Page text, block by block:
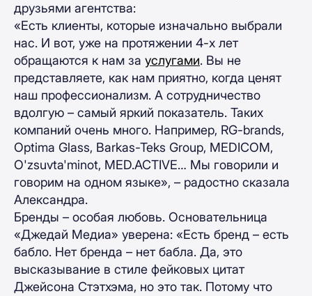
друзьями агентства:
«Есть клиенты, которые изначально выбрали
нас. И вот, уже на протяжении 4-х лет
обращаются к нам за услугами. Вы не
представляете, как нам приятно, когда ценят
наш профессионализм. А сотрудничество
вдолгую – самый яркий показатель. Таких
компаний очень много. Например, RG-brands,
Optima Glass, Barkas-Teks Group, MEDICOM,
O'zsuvta'minot, MED.ACTIVE… Мы говорили и
говорим на одном языке», – радостно сказала
Александра.
Бренды – особая любовь. Основательница
«Джедай Медиа» уверена: «Есть бренд – есть
бабло. Нет бренда – нет бабла. Да, это
высказывание в стиле фейковых цитат
Джейсона Стэтхэма, но это так. Потому что